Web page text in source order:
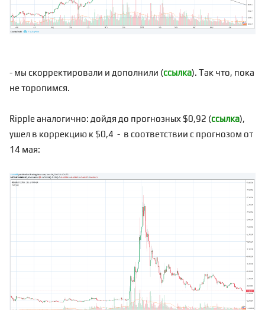
- мы скорректировали и дополнили (ссылка). Так что, пока
не торопимся.
Ripple аналогично: дойдя до прогнозных $0,92 (ссылка),
ушел в коррекцию к $0,4 - в соответствии с прогнозом от
14 мая: